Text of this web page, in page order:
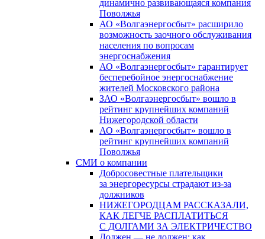
динамично развивающаяся компания
Поволжья
АО «Волгаэнергосбыт» расширило
возможность заочного обслуживания
населения по вопросам
энергоснабжения
АО «Волгаэнергосбыт» гарантирует
бесперебойное энергоснабжение
жителей Московского района
ЗАО «Волгаэнергосбыт» вошло в
рейтинг крупнейших компаний
Нижегородской области
АО «Волгаэнергосбыт» вошло в
рейтинг крупнейших компаний
Поволжья
СМИ о компании
Добросовестные плательщики
за энергоресурсы страдают из-за
должников
НИЖЕГОРОДЦАМ РАССКАЗАЛИ,
КАК ЛЕГЧЕ РАСПЛАТИТЬСЯ
С ДОЛГАМИ ЗА ЭЛЕКТРИЧЕСТВО